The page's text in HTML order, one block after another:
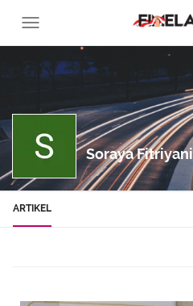
Soraya Fitriyani
ARTIKEL